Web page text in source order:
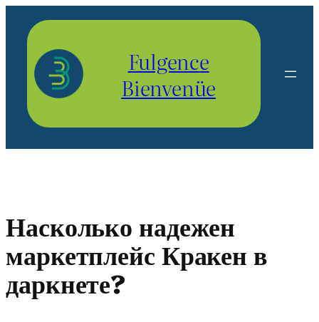
contenu
Fulgence
Bienvenüe
Насколько надежен
маркетплейс Кракен в
даркнете?